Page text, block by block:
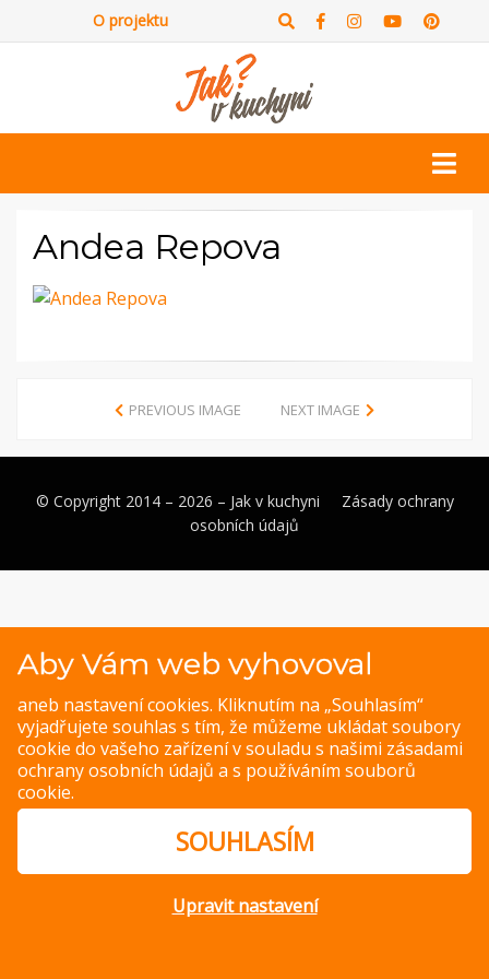
O projektu
Andea Repova
PREVIOUS IMAGE NEXT IMAGE
© Copyright 2014 – 2026 – Jak v kuchyni
Zásady ochrany
osobních údajů
Aby Vám web vyhovoval
aneb nastavení cookies. Kliknutím na „Souhlasím“
vyjadřujete souhlas s tím, že můžeme ukládat soubory
cookie do vašeho zařízení v souladu s našimi zásadami
ochrany osobních údajů a s používáním souborů
cookie.
SOUHLASÍM
Upravit nastavení